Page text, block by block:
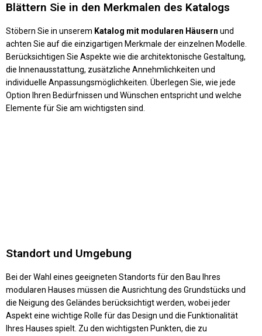
Blättern Sie in den Merkmalen des Katalogs
Stöbern Sie in unserem Katalog mit modularen Häusern und
achten Sie auf die einzigartigen Merkmale der einzelnen Modelle.
Berücksichtigen Sie Aspekte wie die architektonische Gestaltung,
die Innenausstattung, zusätzliche Annehmlichkeiten und
individuelle Anpassungsmöglichkeiten. Überlegen Sie, wie jede
Option Ihren Bedürfnissen und Wünschen entspricht und welche
Elemente für Sie am wichtigsten sind.
Standort und Umgebung
Bei der Wahl eines geeigneten Standorts für den Bau Ihres
modularen Hauses müssen die Ausrichtung des Grundstücks und
die Neigung des Geländes berücksichtigt werden, wobei jeder
Aspekt eine wichtige Rolle für das Design und die Funktionalität
Ihres Hauses spielt. Zu den wichtigsten Punkten, die zu